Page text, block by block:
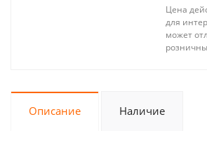
Цена
для
может
Описание Наличие